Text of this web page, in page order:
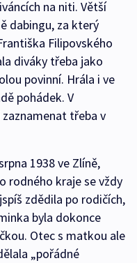
na niti. Větší
dabingu, za který
Filipovského
diváky třeba jako
povinní. Hrála i ve
pohádek. V
třeba v
1938 ve Zlíně,
rodného kraje se vždy
zdědila po rodičích,
byla dokonce
Otec s matkou ale
„pořádné